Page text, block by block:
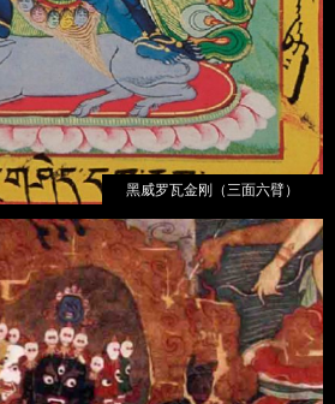
黑威罗瓦金刚（三面六臂）